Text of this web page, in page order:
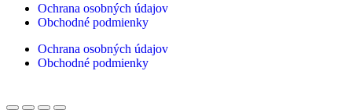
Ochrana osobných údajov
Obchodné podmienky
Ochrana osobných údajov
Obchodné podmienky